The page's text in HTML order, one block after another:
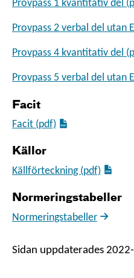
Provpass 1 kvantitativ del
Provpass 2 verbal del utan
Provpass 4 kvantitativ del
Provpass 5 verbal del utan
Facit
Facit (pdf)
Källor
Källförteckning (pdf)
Normeringstabeller
Normeringstabeller
Sidan uppdaterades